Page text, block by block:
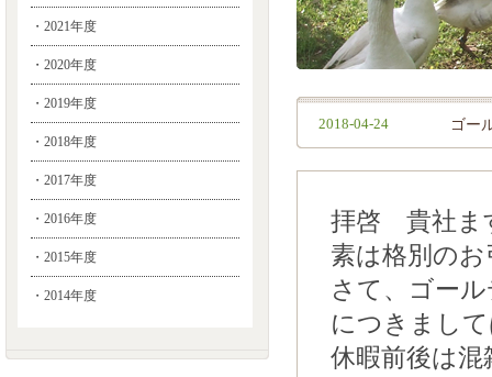
・2021年度
・2020年度
・2019年度
・2018年度
・2017年度
・2016年度
・2015年度
・2014年度
2018-04-24 ゴー
拝啓 貴社ま
素は格別の
さて、ゴー
につきまし
休暇前後は